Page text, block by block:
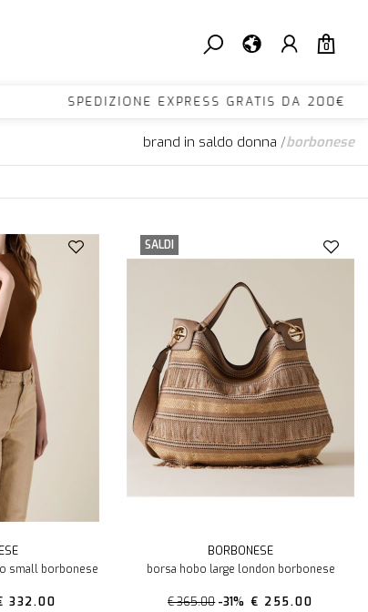
0
EXPRESS GRATIS DA
brand in saldo donna /borbonese
small borbonese
332.00
SALDI
BORBONESE
borsa hobo large london borbonese
€ 365.00 -31% € 255.00